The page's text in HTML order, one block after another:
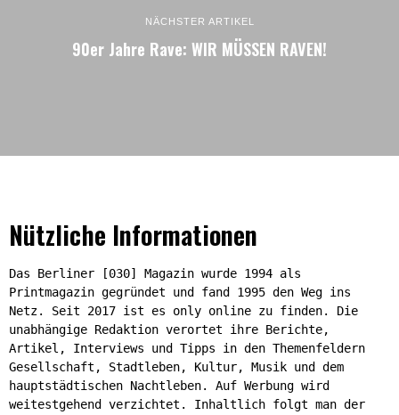
NÄCHSTER ARTIKEL
90er Jahre Rave: WIR MÜSSEN RAVEN!
Nützliche Informationen
Das Berliner [030] Magazin wurde 1994 als
Printmagazin gegründet und fand 1995 den Weg ins
Netz. Seit 2017 ist es only online zu finden. Die
unabhängige Redaktion verortet ihre Berichte,
Artikel, Interviews und Tipps in den Themenfeldern
Gesellschaft, Stadtleben, Kultur, Musik und dem
hauptstädtischen Nachtleben. Auf Werbung wird
weitestgehend verzichtet. Inhaltlich folgt man der